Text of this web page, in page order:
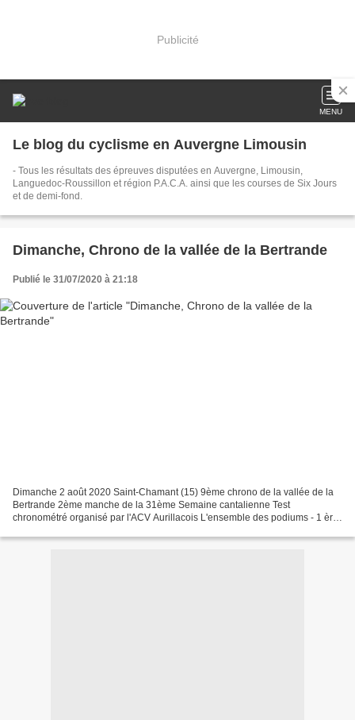
Publicité
MENU
Le blog du cyclisme en Auvergne Limousin
- Tous les résultats des épreuves disputées en Auvergne, Limousin,
Languedoc-Roussillon et région P.A.C.A. ainsi que les courses de Six Jours
et de demi-fond.
Dimanche, Chrono de la vallée de la Bertrande
Publié le 31/07/2020 à 21:18
Dimanche 2 août 2020 Saint-Chamant (15) 9ème chrono de la vallée de la
Bertrande 2ème manche de la 31ème Semaine cantalienne Test
chronométré organisé par l'ACV Aurillacois L'ensemble des podiums - 1 ère